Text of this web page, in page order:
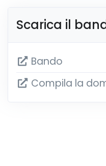
Scarica il
Bando
Compila la